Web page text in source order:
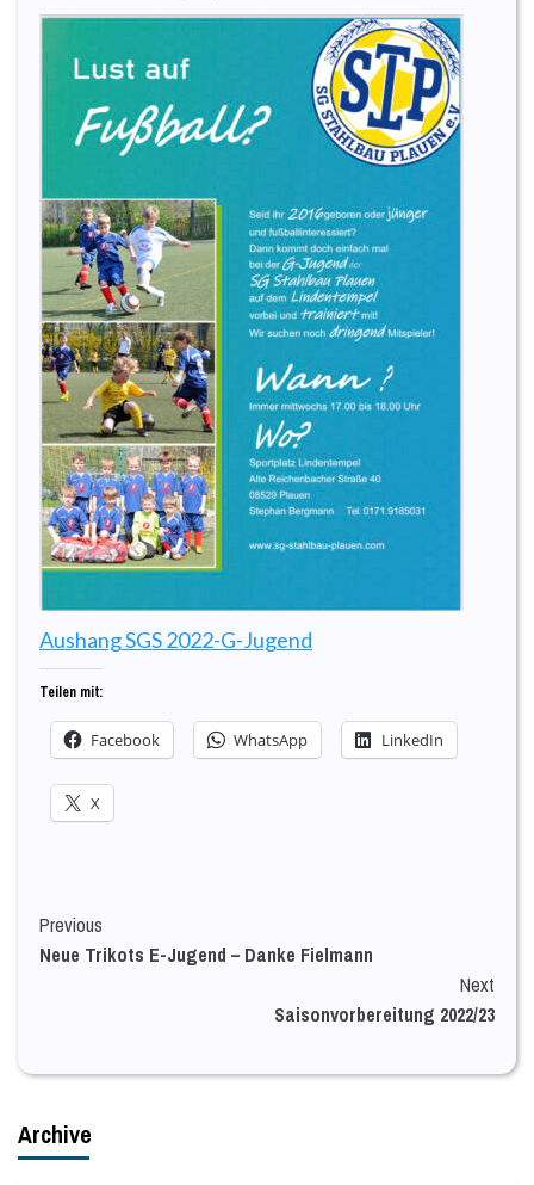
Aushang SGS 2022-G-Jugend
Teilen mit:
Facebook WhatsApp LinkedIn
X
Continue
Reading
Previous
Neue Trikots E-Jugend – Danke Fielmann
Next
Saisonvorbereitung 2022/23
Archive